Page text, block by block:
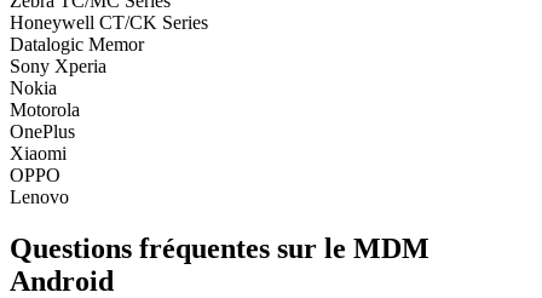
Honeywell CT/CK Series
Datalogic Memor
Sony Xperia
Nokia
Motorola
OnePlus
Xiaomi
OPPO
Lenovo
Questions fréquentes sur le MDM
Android